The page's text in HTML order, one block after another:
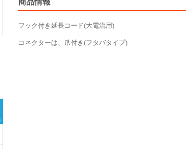
商品情報
フック付き延長コード(大電流用)
コネクターは、爪付き(フタバタイプ)